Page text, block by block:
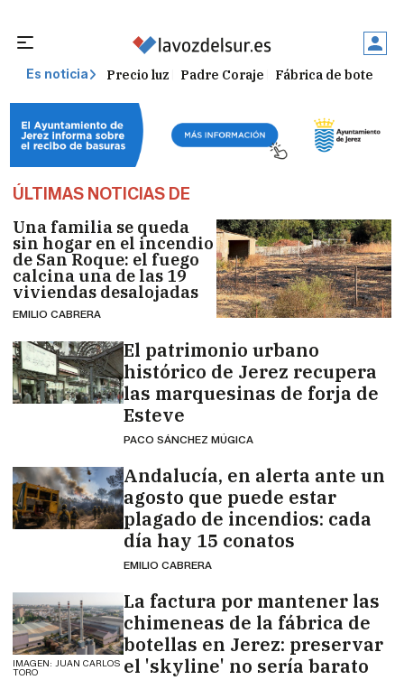
Es noticia Precio luz Padre Coraje Fábrica de botellas
ÚLTIMAS NOTICIAS DE
Una familia se queda
sin hogar en el incendio
de San Roque: el fuego
calcina una de las 19
viviendas desalojadas
EMILIO CABRERA
El patrimonio urbano
histórico de Jerez recupera
las marquesinas de forja de
Esteve
PACO SÁNCHEZ MÚGICA
Andalucía, en alerta ante un
agosto que puede estar
plagado de incendios: cada
día hay 15 conatos
EMILIO CABRERA
IMAGEN: JUAN CARLOS
TORO
La factura por mantener las
chimeneas de la fábrica de
botellas en Jerez: preservar
el 'skyline' no sería barato